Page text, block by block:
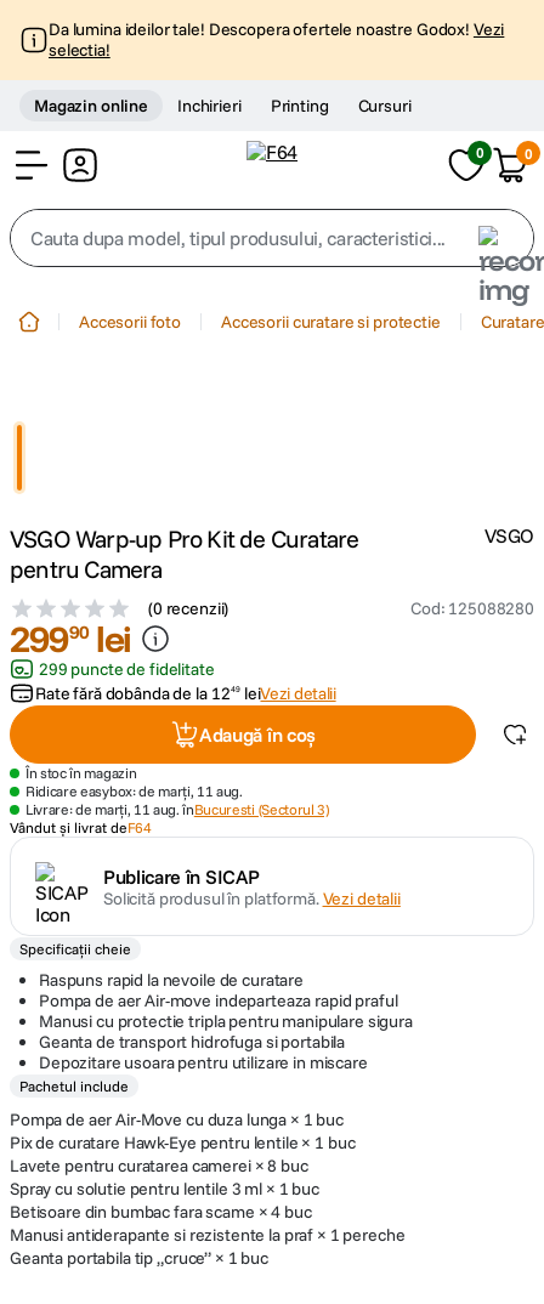
Da lumina ideilor tale! Descopera ofertele noastre Godox! Vezi
selectia!
Magazin online Inchirieri Printing Cursuri
0 0
Cauta dupa model, tipul produsului, caracteristici...
4. peak design
canon sx740 hs
6. lavaliera
card memorie
8. dji mic mini
9. dji osmo
10. insta 360
Accesorii foto Accesorii curatare si protectie
VSGO Warp-up Pro Kit de Curatare
pentru Camera
(0 recenzii) Cod: 125088280
VSGO
29990 lei
299 puncte de fidelitate
Rate fără dobânda de la 1249 leiVezi detalii
Adaugă în coș
În stoc în magazin
Ridicare easybox: de marți, 11 aug.
Livrare: de marți, 11 aug. înBucuresti (Sectorul 3)
Vândut și livrat deF64
Publicare în SICAP
Solicită produsul în platformă.Vezi detalii
Specificații cheie
Raspuns rapid la nevoile de curatare
Pompa de aer Air-move indeparteaza rapid praful
Manusi cu protectie tripla pentru manipulare sigura
Geanta de transport hidrofuga si portabila
Depozitare usoara pentru utilizare in miscare
Pachetul include
Pompa de aer Air-Move cu duza lunga × 1 buc
Pix de curatare Hawk-Eye pentru lentile × 1 buc
Lavete pentru curatarea camerei × 8 buc
Spray cu solutie pentru lentile 3 ml × 1 buc
Betisoare din bumbac fara scame × 4 buc
Manusi antiderapante si rezistente la praf × 1 pereche
Geanta portabila tip „cruce” × 1 buc